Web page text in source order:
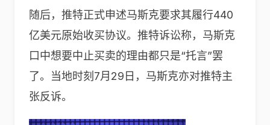
随后，推特正式申述马斯克要求其履行440
亿美元原始收买协议。推特诉讼称，马斯克
口中想要中止买卖的理由都只是“托言”罢
了。当地时刻7月29日，马斯克亦对推特主
张反诉。